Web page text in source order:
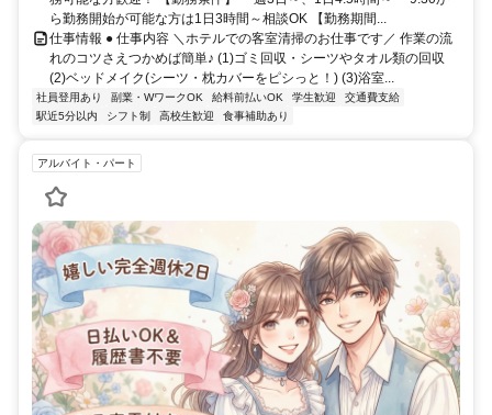
ら勤務開始が可能な方は1日3時間～相談OK 【勤務期間...
仕事情報 ● 仕事内容 ＼ホテルでの客室清掃のお仕事です／ 作業の流
れのコツさえつかめば簡単♪ (1)ゴミ回収・シーツやタオル類の回収
(2)ベッドメイク(シーツ・枕カバーをピシっと！) (3)浴室...
社員登用あり 副業・WワークOK 給料前払いOK 学生歓迎
交通費支給
駅近5分以内
シフト制 高校生歓迎 食事補助あり
アルバイト・パート